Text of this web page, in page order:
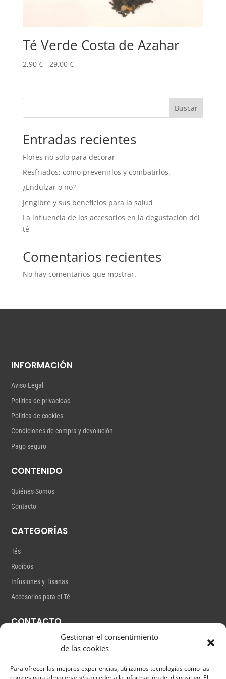
Gestionar el consentimiento
de las cookies
Para ofrecer las mejores experiencias, utilizamos tecnologías como las
Té Verde Costa de Azahar
2,90 € - 29,00 €Rango
desde
Buscar
Entradas recientes
Flores no solo para decorar
Resfriados; como prevenirlos y combatirlos.
¿Endulzar o no?
Jengibre y sus beneficios para la salud
La influencia de los accesorios en la degustación del
té
Comentarios recientes
No hay comentarios que mostrar.
INFORMACIÓN
Aviso Legal
Política de privacidad
Política de cookies
Condiciones de compra y devolución
Pago seguro
CONTENIDO
Quiénes Somos
Contacto
CATEGORÍAS
Tés
Rooibos
Infusiones y Tisanas
Accesorios para el Té
CONTACTO
Gutiérrez Mas,18